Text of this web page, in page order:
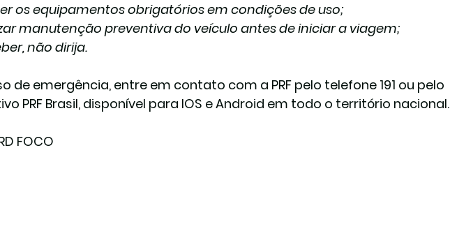
os equipamentos obrigatórios em condições de uso;
manutenção preventiva do veículo antes de iniciar a viagem;
não dirija.
de emergência, entre em contato com a PRF pelo telefone 191 ou pelo
PRF Brasil, disponível para IOS e Android em todo o território nacional.
FOCO